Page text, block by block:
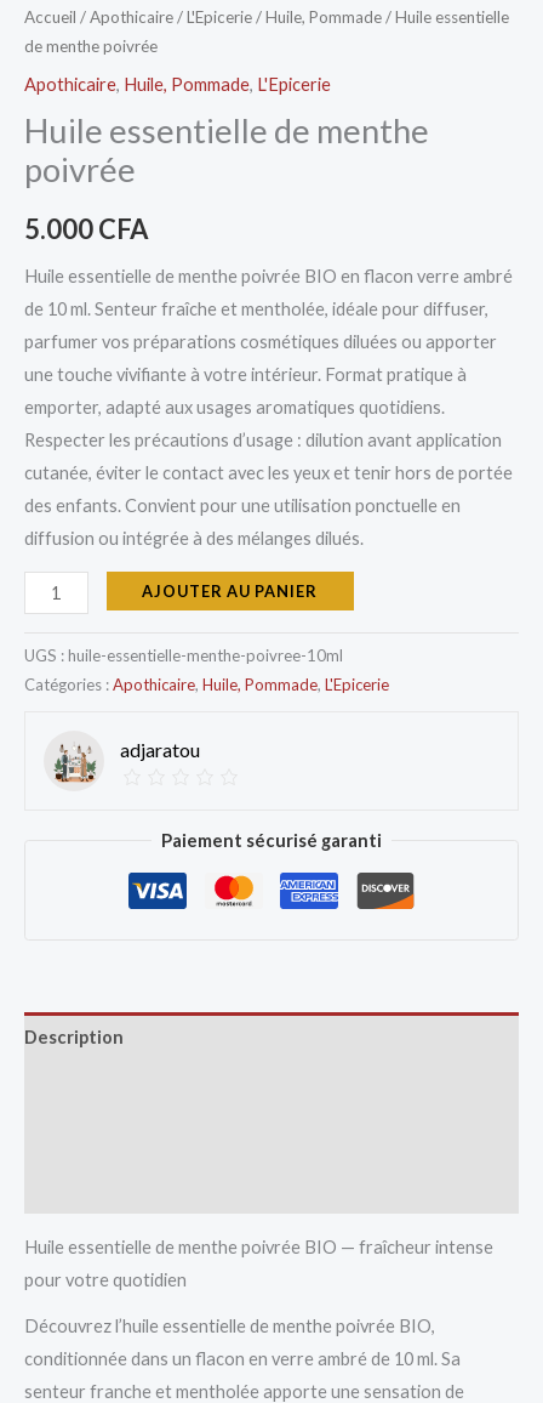
Accueil /Apothicaire/L'Epicerie/Huile, Pommade/ Huile essentielle
de menthe poivrée
Apothicaire, Huile, Pommade, L'Epicerie
Huile essentielle de menthe
poivrée
5.000CFA
Huile essentielle de menthe poivrée BIO en flacon verre ambré
de 10 ml. Senteur fraîche et mentholée, idéale pour diffuser,
parfumer vos préparations cosmétiques diluées ou apporter
une touche vivifiante à votre intérieur. Format pratique à
emporter, adapté aux usages aromatiques quotidiens.
Respecter les précautions d’usage : dilution avant application
cutanée, éviter le contact avec les yeux et tenir hors de portée
des enfants. Convient pour une utilisation ponctuelle en
diffusion ou intégrée à des mélanges dilués.
AJOUTER AU PANIER
UGS : huile-essentielle-menthe-poivree-10ml
Catégories :Apothicaire, Huile, Pommade, L'Epicerie
adjaratou
Paiement sécurisé garanti
Description
Huile essentielle de menthe poivrée BIO — fraîcheur intense
pour votre quotidien
Découvrez l’huile essentielle de menthe poivrée BIO,
conditionnée dans un flacon en verre ambré de 10 ml. Sa
senteur franche et mentholée apporte une sensation de